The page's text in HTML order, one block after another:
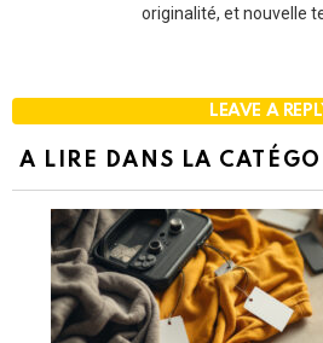
originalité, et nouvelle
LEAVE A
A LIRE DANS LA